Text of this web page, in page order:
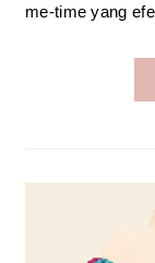
me-time yang